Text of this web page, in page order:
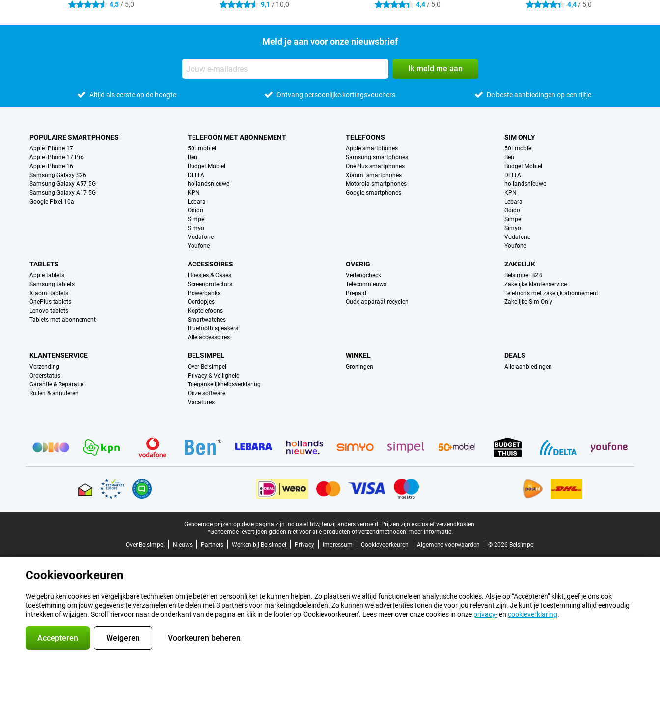
4.5 sterren 4,5/ 5,0 4.6 sterren 9,1 / 10,0 4.4 sterren 4,4 / 5,0 4.4 sterren 4,4 / 5,0
Meld je aan voor onze nieuwsbrief
Ik meld me aan
Altijd als eerste op de hoogte Ontvang persoonlijke kortingsvouchers De beste aanbiedingen op een rijtje
POPULAIRE SMARTPHONES
Apple iPhone 17
Apple iPhone 17 Pro
Apple iPhone 16
Samsung Galaxy S26
Samsung Galaxy A57 5G
Samsung Galaxy A17 5G
Google Pixel 10a
TELEFOON MET ABONNEMENT
50+mobiel
Ben
Budget Mobiel
DELTA
hollandsnieuwe
KPN
Lebara
Odido
Simpel
Simyo
Vodafone
Youfone
TELEFOONS
Apple smartphones
Samsung smartphones
OnePlus smartphones
Xiaomi smartphones
Motorola smartphones
Google smartphones
SIM ONLY
50+mobiel
Ben
Budget Mobiel
DELTA
hollandsnieuwe
KPN
Lebara
Odido
Simpel
Simyo
Vodafone
Youfone
TABLETS
Apple tablets
Samsung tablets
Xiaomi tablets
OnePlus tablets
Lenovo tablets
Tablets met abonnement
ACCESSOIRES
Hoesjes & Cases
Screenprotectors
Powerbanks
Oordopjes
Koptelefoons
Smartwatches
Bluetooth speakers
Alle accessoires
OVERIG
Verlengcheck
Telecomnieuws
Prepaid
Oude apparaat recyclen
ZAKELIJK
Belsimpel B2B
Zakelijke klantenservice
Telefoons met zakelijk abonnement
Zakelijke Sim Only
KLANTENSERVICE
Verzending
Orderstatus
Garantie & Reparatie
Ruilen & annuleren
BELSIMPEL
Over Belsimpel
Privacy & Veiligheid
Toegankelijkheidsverklaring
Onze software
Vacatures
WINKEL
Groningen
DEALS
Alle aanbiedingen
Genoemde prijzen op deze pagina zijn inclusief btw, tenzij anders vermeld. Prijzen zijn exclusief verzendkosten.
*Genoemde levertijden gelden niet voor alle producten of verzendmethoden: meer informatie.
Over Belsimpel
Nieuws Partners Werken bij Belsimpel Privacy Impressum Cookievoorkeuren Algemene voorwaarden © 2026 Belsimpel
Cookievoorkeuren
We gebruiken cookies en vergelijkbare technieken om je beter en persoonlijker te kunnen helpen. Zo plaatsen we altijd functionele en analytische cookies. Als je op “Accepteren” klikt, geef je ons ook
toestemming om jouw gegevens te verzamelen en te delen met 3 partners voor marketingdoeleinden. Zo kunnen we advertenties tonen die voor jou relevant zijn. Je kunt je toestemming altijd eenvoudig
intrekken of wijzigen. Scroll hiervoor naar de onderkant van de pagina en klik in de footer op 'Cookievoorkeuren'. Lees meer over onze cookies in onze privacy-en cookieverklaring.
Accepteren Weigeren Voorkeuren beheren